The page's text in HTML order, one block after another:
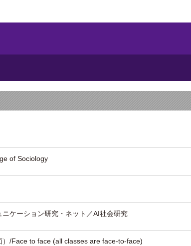
of Sociology
ニケーション研究・ネット／AI社会研究
）/Face to face (all classes are face-to-face)